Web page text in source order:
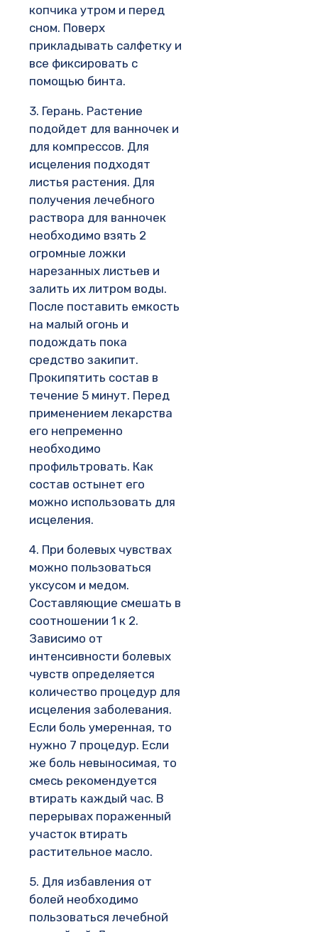
копчика утром и перед
сном. Поверх
прикладывать салфетку и
все фиксировать с
помощью бинта.
3. Герань. Растение
подойдет для ванночек и
для компрессов. Для
исцеления подходят
листья растения. Для
получения лечебного
раствора для ванночек
необходимо взять 2
огромные ложки
нарезанных листьев и
залить их литром воды.
После поставить емкость
на малый огонь и
подождать пока
средство закипит.
Прокипятить состав в
течение 5 минут. Перед
применением лекарства
его непременно
необходимо
профильтровать. Как
состав остынет его
можно использовать для
исцеления.
4. При болевых чувствах
можно пользоваться
уксусом и медом.
Составляющие смешать в
соотношении 1 к 2.
Зависимо от
интенсивности болевых
чувств определяется
количество процедур для
исцеления заболевания.
Если боль умеренная, то
нужно 7 процедур. Если
же боль невыносимая, то
смесь рекомендуется
втирать каждый час. В
перерывах пораженный
участок втирать
растительное масло.
5. Для избавления от
болей необходимо
пользоваться лечебной